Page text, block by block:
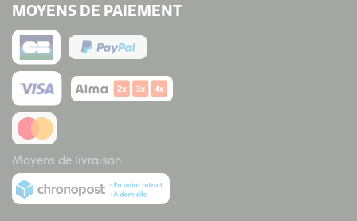
MOYENS DE PAIEMENT
Moyens de livraison